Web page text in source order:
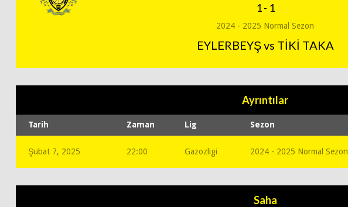
1- 1
2024 - 2025 Normal Sezon
EYLERBEYŞ vs TİKİ TAKA
Ayrıntılar
Tarih Zaman Lig Sezon
Şubat 7, 2025 22:00 Gazozligi 2024 - 2025 Normal Sezon
Saha